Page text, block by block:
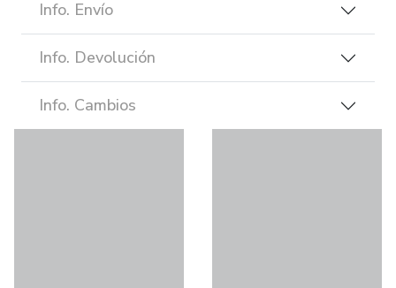
Info. Envío
Info. Devolución
Info. Cambios